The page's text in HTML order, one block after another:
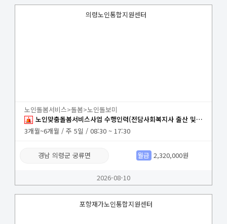
의령노인통합지원센터
노인돌봄서비스>돌봄>노인돌보미
노인맞춤돌봄서비스사업 수행인력(전담사회복지사 출산 및 육아휴직대체) 채용공고
3개월~6개월 / 주 5일 / 08:30 ~ 17:30
경남 의령군 궁류면 월급 2,320,000원
2026-08-10
포항재가노인통합지원센터